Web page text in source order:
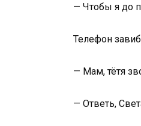
— Чтобы я до
Телефон
— Мам, тётя
— Ответь,